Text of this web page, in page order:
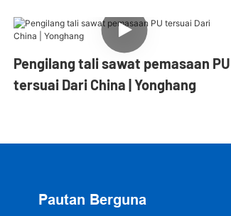
Pengilang tali sawat pemasaan PU
tersuai Dari China | Yonghang
Pautan Berguna